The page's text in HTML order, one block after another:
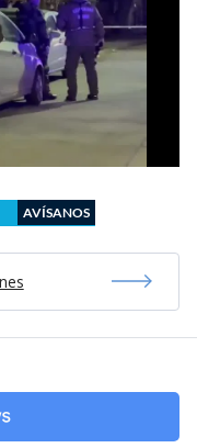
AVÍSANOS